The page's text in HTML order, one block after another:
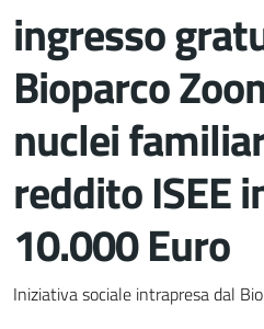
ingresso
Bioparco
nuclei
reddito ISEE
10.000 Euro
Dettagli del
Iniziativa sociale intrapresa dal